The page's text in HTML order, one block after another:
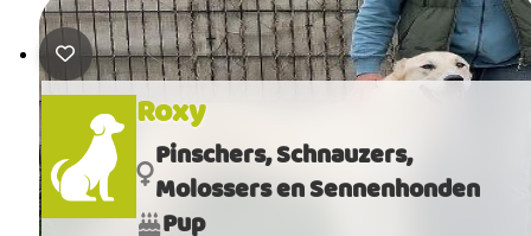
Roxy
Pinschers, Schnauzers,
Molossers en Sennenhonden
Pup